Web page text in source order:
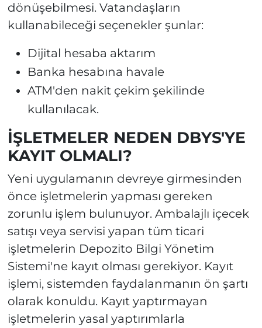
dönüşebilmesi. Vatandaşların
kullanabileceği seçenekler şunlar:
Dijital hesaba aktarım
Banka hesabına havale
ATM'den nakit çekim şekilinde
kullanılacak.
İŞLETMELER NEDEN DBYS'YE
KAYIT OLMALI?
Yeni uygulamanın devreye girmesinden
önce işletmelerin yapması gereken
zorunlu işlem bulunuyor. Ambalajlı içecek
satışı veya servisi yapan tüm ticari
işletmelerin Depozito Bilgi Yönetim
Sistemi'ne kayıt olması gerekiyor. Kayıt
işlemi, sistemden faydalanmanın ön şartı
olarak konuldu. Kayıt yaptırmayan
işletmelerin yasal yaptırımlarla